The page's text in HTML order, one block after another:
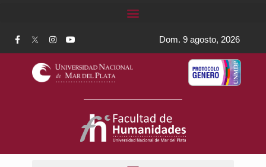
Dom. 9 agosto, 2026